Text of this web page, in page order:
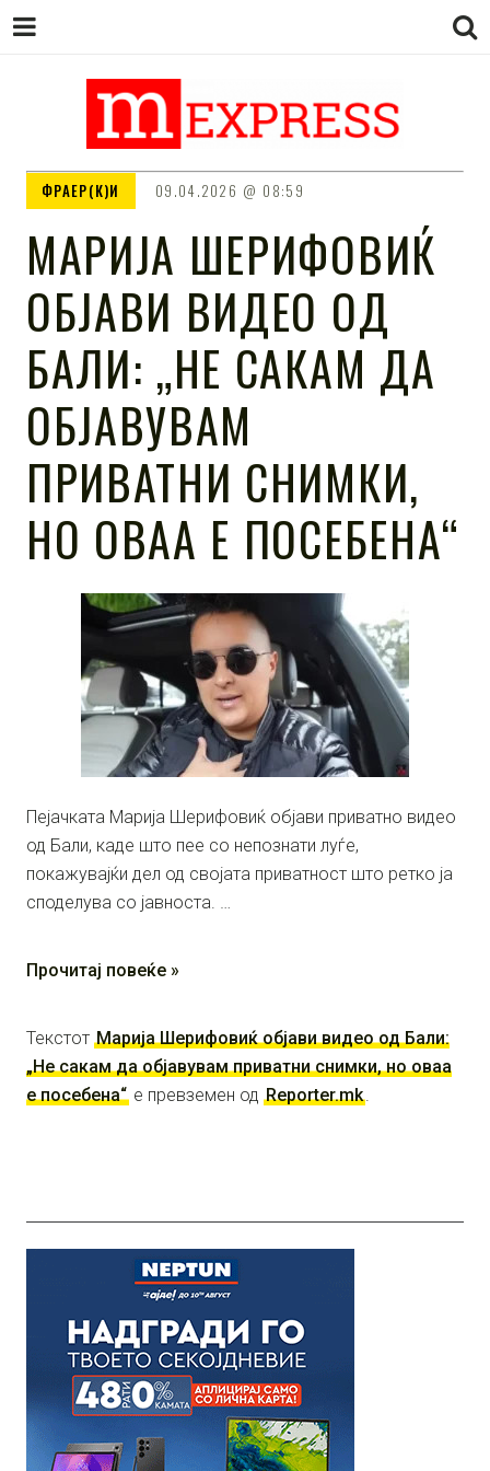
M EXPRESS
ФРАЕР(К)И 09.04.2026 08:59
МАРИЈА ШЕРИФОВИЌ
ОБЈАВИ ВИДЕО ОД
БАЛИ: „НЕ САКАМ ДА
ОБЈАВУВАМ
ПРИВАТНИ СНИМКИ,
НО ОВАА Е ПОСЕБЕНА“
Пејачката Марија Шерифовиќ објави приватно видео
од Бали, каде што пее со непознати луѓе,
покажувајќи дел од својата приватност што ретко ја
споделува со јавноста. …
Прочитај повеќе »
Текстот Марија Шерифовиќ објави видео од Бали:
„Не сакам да објавувам приватни снимки, но оваа
е посебена“ е превземен од Reporter.mk.